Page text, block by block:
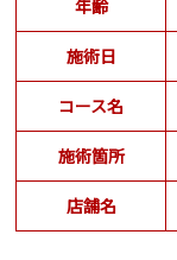
年齢
施術日
コース名
施術箇所
店舗名